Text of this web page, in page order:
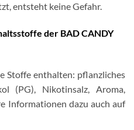
entsteht keine Gefahr.
der BAD CANDY
Stoffe enthalten: pflanzliches
(PG), Nikotinsalz, Aroma,
Informationen dazu auch auf